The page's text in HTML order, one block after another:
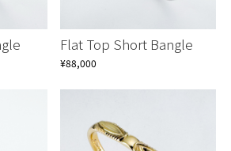
Flat Top Short Bangle
¥88,000